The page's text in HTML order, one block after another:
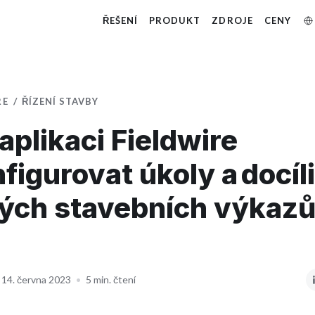
ŘEŠENÍ PRODUKT ZDROJE CENY
ŘÍZENÍ STAVBY
Fieldwire
úkoly a
stavebních výkazů
14. června 2023 • 5 min. čtení